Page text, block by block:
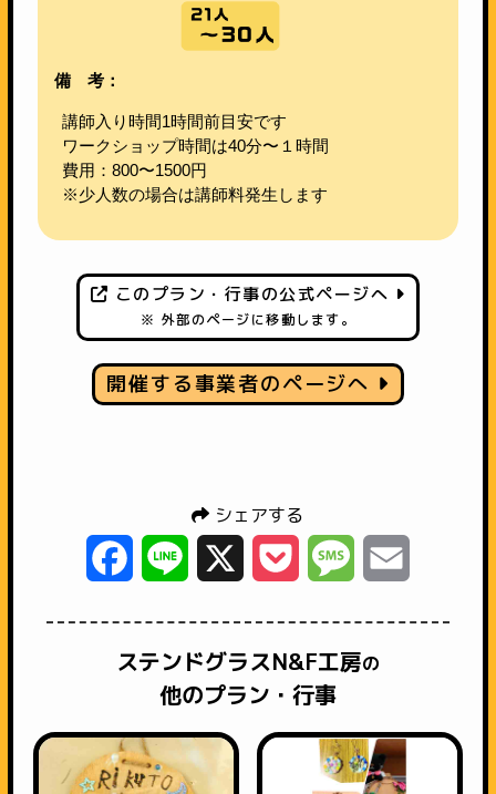
備 考：
講師入り時間1時間前目安です
ワークショップ時間は40分〜１時間
費用：800〜1500円
※少人数の場合は講師料発生します
このプラン・行事の公式ページへ
※ 外部のページに移動します。
開催する事業者のページへ
シェアする
Facebook
Line Pocket Message
ステンドグラスN&F工房の
他のプラン・行事